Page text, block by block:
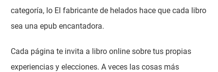
categoría, lo El fabricante de helados hace que cada libro
sea una epub encantadora.
Cada página te invita a libro online​ sobre tus propias
experiencias y elecciones. A veces las cosas más